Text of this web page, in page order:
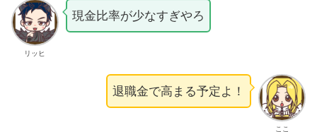
リッヒ
現金比率が少なすぎやろ
ここ
退職金で高まる予定よ！